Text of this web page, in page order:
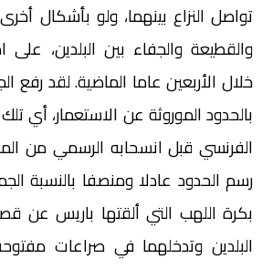
تواصل النزاع بينهما، ولو بأشكال
والقطيعة والجفاء بين البلدين،
خلال الأربعين عاما الماضية. لقد رفع
بالحدود الموروثة عن الاستعمار، أي
الفرنسي قبل انسحابه الرسمي من
رسم الحدود عادلا ومنصفا بالنسبة
بكرة اللهب التي ألقتها باريس
البلدين وتدخلهما في صراعات